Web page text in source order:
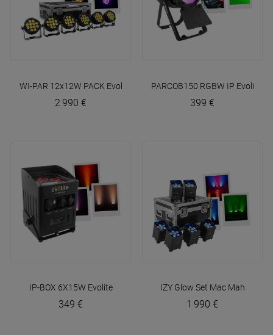
WI-PAR 12x12W PACK Evolite
2 990 €
PARCOB150 RGBW IP Evolite
399 €
IP-BOX 6X15W Evolite
349 €
IZY Glow Set Mac Mah
1 990 €